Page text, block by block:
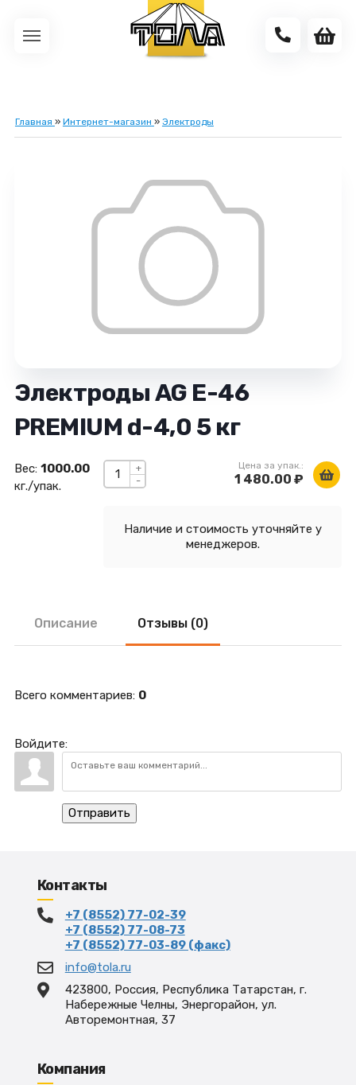
Главная » Интернет-магазин » Электроды
Электроды AG E-46
PREMIUM d-4,0 5 кг
-
+ Цена за упак.:
1 480.00 ₽
Наличие и стоимость уточняйте у
менеджеров.
Вес: 1000.00
кг./упак.
Описание Отзывы (0)
Всего комментариев: 0
Войдите:
Отправить
Контакты
+7 (8552) 77-02-39
+7 (8552) 77-08-73
+7 (8552) 77-03-89 (факс)
info@tola.ru
423800, Россия, Республика Татарстан, г.
Набережные Челны, Энергорайон, ул.
Авторемонтная, 37
Компания